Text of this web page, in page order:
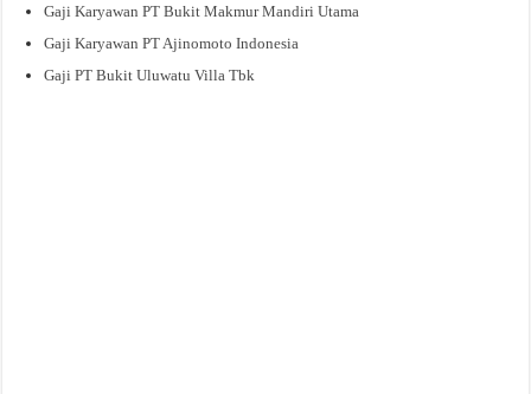
Gaji Karyawan PT Bukit Makmur Mandiri Utama
Gaji Karyawan PT Ajinomoto Indonesia
Gaji PT Bukit Uluwatu Villa Tbk